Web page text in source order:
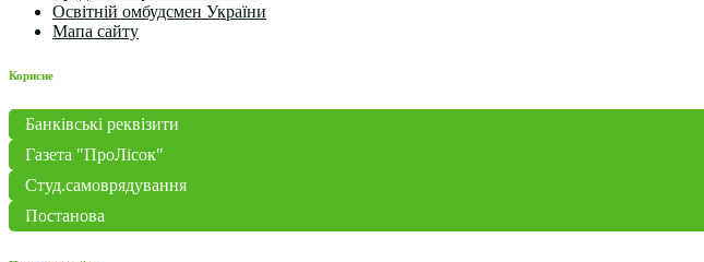
Освітній омбудсмен України
Мапа сайту
Корисне
Банківські реквізити
Газета "ПроЛісок"
Студ.самоврядування
Постанова